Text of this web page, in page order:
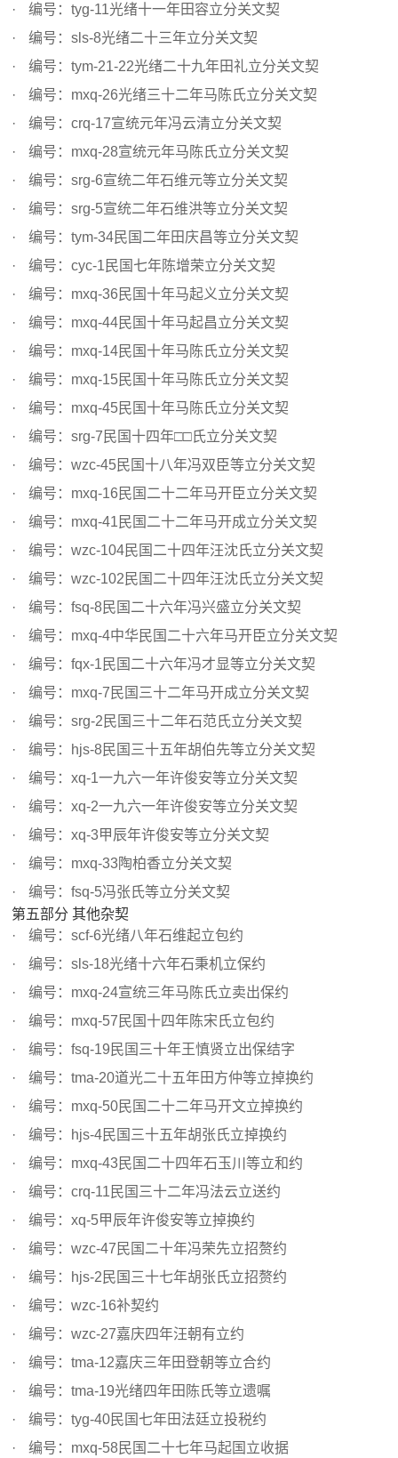
编号：tyg-11光绪十一年田容立分关文契
编号：sls-8光绪二十三年立分关文契
编号：tym-21-22光绪二十九年田礼立分关文契
编号：mxq-26光绪三十二年马陈氏立分关文契
编号：crq-17宣统元年冯云清立分关文契
编号：mxq-28宣统元年马陈氏立分关文契
编号：srg-6宣统二年石维元等立分关文契
编号：srg-5宣统二年石维洪等立分关文契
编号：tym-34民国二年田庆昌等立分关文契
编号：cyc-1民国七年陈增荣立分关文契
编号：mxq-36民国十年马起义立分关文契
编号：mxq-44民国十年马起昌立分关文契
编号：mxq-14民国十年马陈氏立分关文契
编号：mxq-15民国十年马陈氏立分关文契
编号：mxq-45民国十年马陈氏立分关文契
编号：srg-7民国十四年□□氏立分关文契
编号：wzc-45民国十八年冯双臣等立分关文契
编号：mxq-16民国二十二年马开臣立分关文契
编号：mxq-41民国二十二年马开成立分关文契
编号：wzc-104民国二十四年汪沈氏立分关文契
编号：wzc-102民国二十四年汪沈氏立分关文契
编号：fsq-8民国二十六年冯兴盛立分关文契
编号：mxq-4中华民国二十六年马开臣立分关文契
编号：fqx-1民国二十六年冯才显等立分关文契
编号：mxq-7民国三十二年马开成立分关文契
编号：srg-2民国三十二年石范氏立分关文契
编号：hjs-8民国三十五年胡伯先等立分关文契
编号：xq-1一九六一年许俊安等立分关文契
编号：xq-2一九六一年许俊安等立分关文契
编号：xq-3甲辰年许俊安等立分关文契
编号：mxq-33陶柏香立分关文契
编号：fsq-5冯张氏等立分关文契
第五部分 其他杂契
编号：scf-6光绪八年石维起立包约
编号：sls-18光绪十六年石秉机立保约
编号：mxq-24宣统三年马陈氏立卖出保约
编号：mxq-57民国十四年陈宋氏立包约
编号：fsq-19民国三十年王慎贤立出保结字
编号：tma-20道光二十五年田方仲等立掉换约
编号：mxq-50民国二十二年马开文立掉换约
编号：hjs-4民国三十五年胡张氏立掉换约
编号：mxq-43民国二十四年石玉川等立和约
编号：crq-11民国三十二年冯法云立送约
编号：xq-5甲辰年许俊安等立掉换约
编号：wzc-47民国二十年冯荣先立招赘约
编号：hjs-2民国三十七年胡张氏立招赘约
编号：wzc-16补契约
编号：wzc-27嘉庆四年汪朝有立约
编号：tma-12嘉庆三年田登朝等立合约
编号：tma-19光绪四年田陈氏等立遗嘱
编号：tyg-40民国七年田法廷立投税约
编号：mxq-58民国二十七年马起国立收据